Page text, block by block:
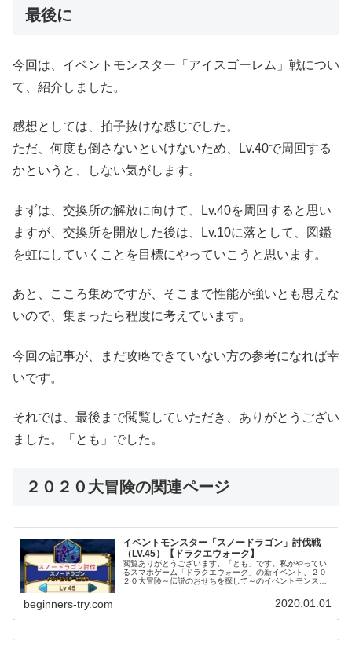
最後に
今回は、イベントモンスター「アイスゴーレム」戦につい
て、紹介しました。
感想としては、拍子抜けな感じでした。
ただ、何度も倒さないといけないため、Lv.40で周回する
かというと、しない気がします。
まずは、交換所の解放に向けて、Lv.40を周回すると思い
ますが、交換所を開放した後は、Lv.10に落として、図鑑
を虹にしていくことを目標にやっていこうと思います。
あと、こころ集めですが、そこまで性能が強いとも思えな
いので、集まったら程度に考えています。
今回の記事が、まだ攻略できていない方の参考になれば幸
いです。
それでは、最後まで閲覧していただき、ありがとうござい
ました。「とも」でした。
２０２０大冒険の関連ページ
イベントモンスター「スノードラゴン」討伐戦
（LV.45）【ドラクエウォーク】
閲覧ありがとうございます。「とも」です。私がやってい
るスマホゲーム「ドラクエウォーク」の新イベント、２０
２０大冒険～伝説のおせちを探して～のイベントモンスタ
beginners-try.com 2020.01.01